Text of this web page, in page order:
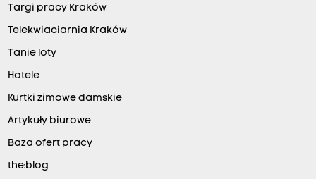
Targi pracy Kraków
Telekwiaciarnia Kraków
Tanie loty
Hotele
Kurtki zimowe damskie
Artykuły biurowe
Baza ofert pracy
the:blog